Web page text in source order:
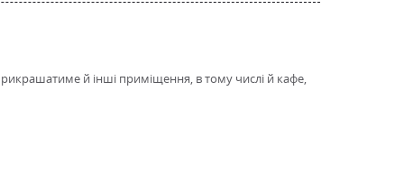
й інші приміщення, в тому числі й кафе,